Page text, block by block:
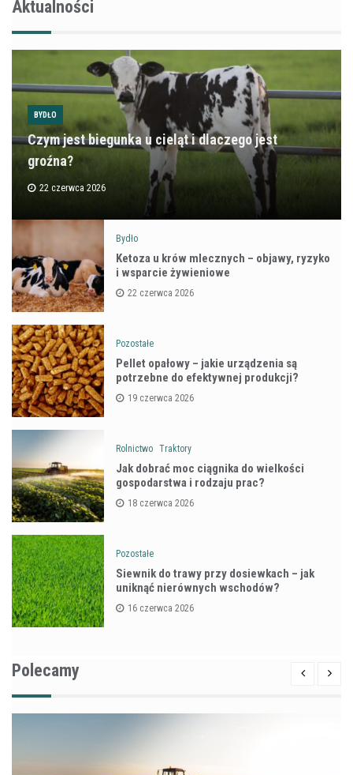
Aktualności
BYDŁO
Czym jest biegunka u cieląt i dlaczego jest
groźna?
22 czerwca 2026
Bydło
Ketoza u krów mlecznych – objawy, ryzyko
i wsparcie żywieniowe
22 czerwca 2026
Pozostałe
Pellet opałowy – jakie urządzenia są
potrzebne do efektywnej produkcji?
19 czerwca 2026
Rolnictwo Traktory
Jak dobrać moc ciągnika do wielkości
gospodarstwa i rodzaju prac?
18 czerwca 2026
Pozostałe
Siewnik do trawy przy dosiewkach – jak
uniknąć nierównych wschodów?
16 czerwca 2026
Polecamy